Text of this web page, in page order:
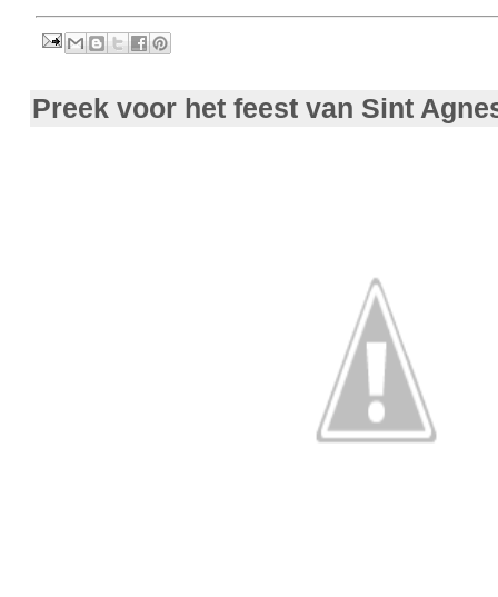
Preek voor het feest van Sint